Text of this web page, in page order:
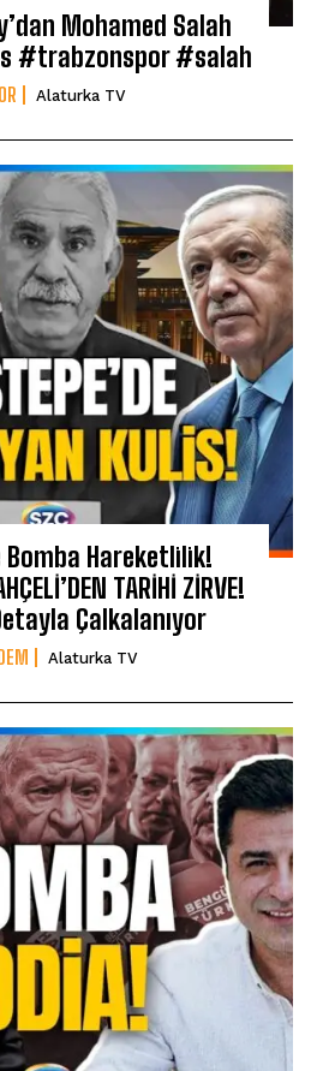
Mohamed Salah
#trabzonspor #salah
Alaturka TV
Bomba Hareketlilik!
TARİHİ ZİRVE!
Çalkalanıyor
Alaturka TV